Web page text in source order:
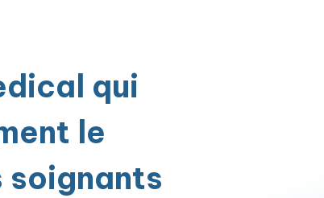
qui
le
soignants